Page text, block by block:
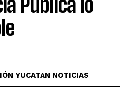
Pública lo
YUCATAN NOTICIAS